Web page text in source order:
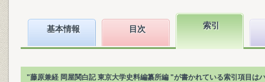
基本情報 目次 索引
"藤原兼経 岡屋関白記 東京大学史料編纂所編 "が書かれている索引項目は